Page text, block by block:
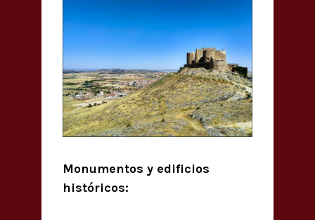
Monumentos y edificios
históricos: